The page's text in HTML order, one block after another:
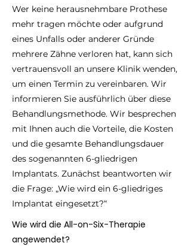
Wer keine herausnehmbare Prothese
mehr tragen möchte oder aufgrund
eines Unfalls oder anderer Gründe
mehrere Zähne verloren hat, kann sich
vertrauensvoll an unsere Klinik wenden,
um einen Termin zu vereinbaren. Wir
informieren Sie ausführlich über diese
Behandlungsmethode. Wir besprechen
mit Ihnen auch die Vorteile, die Kosten
und die gesamte Behandlungsdauer
des sogenannten 6-gliedrigen
Implantats. Zunächst beantworten wir
die Frage: „Wie wird ein 6-gliedriges
Implantat eingesetzt?“
Wie wird die All-on-Six-Therapie
angewendet?